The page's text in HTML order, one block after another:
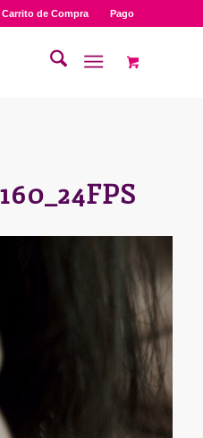
Carrito de Compra Pago